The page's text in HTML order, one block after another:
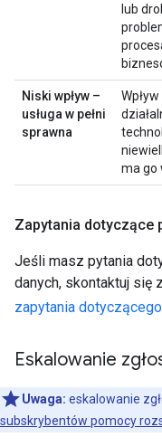
lub
Niski wpływ –
usługa w pełni
sprawna
Wpływ
ma go
Zapytania dotyczące
Jeśli masz pytania
danych, skontaktuj się
zapytania
Eskalowanie
Uwaga: eskalowanie
subskrybentów pomocy